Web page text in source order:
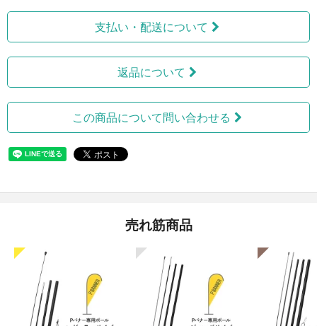
支払い・配送について
返品について
この商品について問い合わせる
売れ筋商品